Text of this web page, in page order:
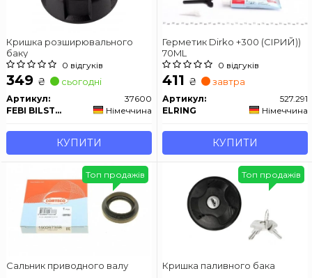
Кришка розширювального
баку
0 відгуків
349 ₴ сьогодні
Артикул:
37600
FEBI BILSTEIN
Німеччина
КУПИТИ
Герметик Dirko +300 (СІРИЙ))
70ML
0 відгуків
411 ₴ завтра
Артикул:
527.291
ELRING
Німеччина
КУПИТИ
Сальник приводного валу
Топ продажів
Кришка паливного бака
Топ продажів